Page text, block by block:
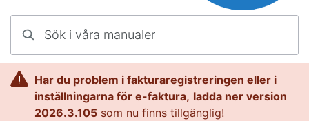
Kontakta oss
Har du problem i fakturaregistreringen eller i
inställningarna för e-faktura, ladda ner version
2026.3.105 som nu finns tillgänglig!